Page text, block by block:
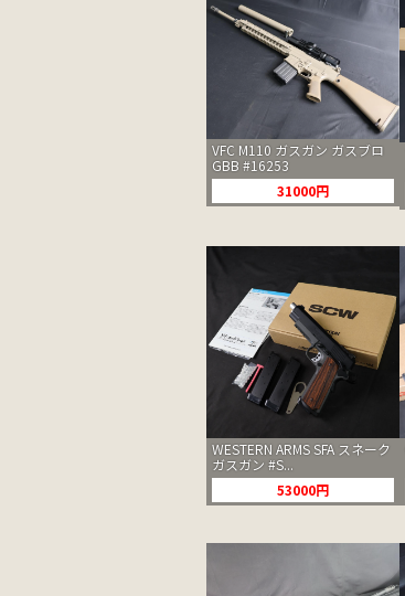
VFC M110 ガスガン ガスブロ
GBB #16253
31000円
WESTERN ARMS SFA スネーク
ガスガン #S...
53000円